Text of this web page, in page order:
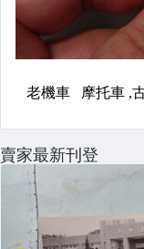
賣家最新刊登